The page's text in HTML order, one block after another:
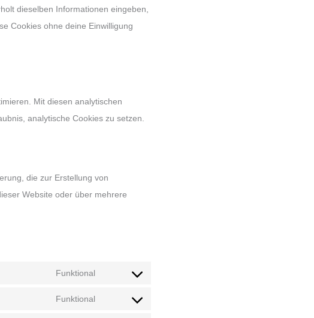
dieselben Informationen eingeben,
Cookies ohne deine Einwilligung
Mit diesen analytischen
analytische Cookies zu setzen.
die zur Erstellung von
Website oder über mehrere
Funktional
Consent
Funktional
Consent